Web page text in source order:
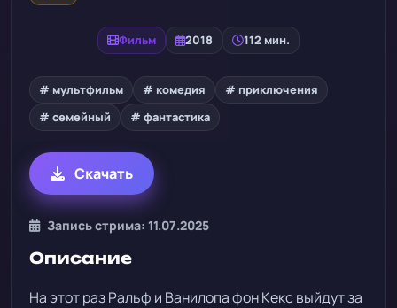
Фильм 2018 112 мин.
# мультфильм # комедия
# приключения
# семейный
# фантастика
Скачать
Запись стрима: 11.07.2025
Описание
На этот раз Ральф и Ванилопа фон Кекс выйдут за